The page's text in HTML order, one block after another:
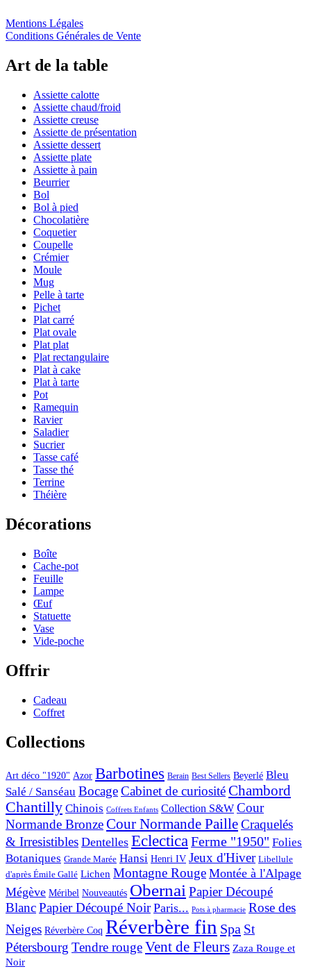
Mentions Légales
Conditions Générales de Vente
Art de la table
Assiette calotte
Assiette chaud/froid
Assiette creuse
Assiette de présentation
Assiette dessert
Assiette plate
Assiette à pain
Beurrier
Bol
Bol à pied
Chocolatière
Coquetier
Coupelle
Crémier
Moule
Mug
Pelle à tarte
Pichet
Plat carré
Plat ovale
Plat plat
Plat rectangulaire
Plat à cake
Plat à tarte
Pot
Ramequin
Ravier
Saladier
Sucrier
Tasse café
Tasse thé
Terrine
Théière
Décorations
Boîte
Cache-pot
Feuille
Lampe
Œuf
Statuette
Vase
Vide-poche
Offrir
Cadeau
Coffret
Collections
Art déco "1920" Azor Barbotines Berain Best Sellers Beyerlé Bleu
Salé / Sanséau BocageCabinet de curiositéChambord
Chantilly Chinois Coffrets Enfants Collection S&W Cour
Normande BronzeCour Normande PailleCraquelés
& Irresistibles Dentelles EclecticaFerme "1950" Folies
Botaniques Grande Marée Hansi Henri IV Jeux d'Hiver Libellule
d'après Émile Gallé Lichen Montagne Rouge Montée à l'Alpage
Mégève Méribel Nouveautés ObernaiPapier Découpé
BlancPapier Découpé Noir Paris... Pots à pharmacie Rose des
Neiges Réverbère Coq Réverbère fin Spa St
Pétersbourg Tendre rougeVent de Fleurs Zaza Rouge et
Noir